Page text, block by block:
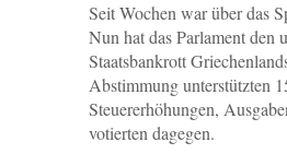
Seit Wochen war über das
Nun hat das Parlament den
Staatsbankrott
Abstimmung unterstützten
Steuererhöhungen,
votierten dagegen.